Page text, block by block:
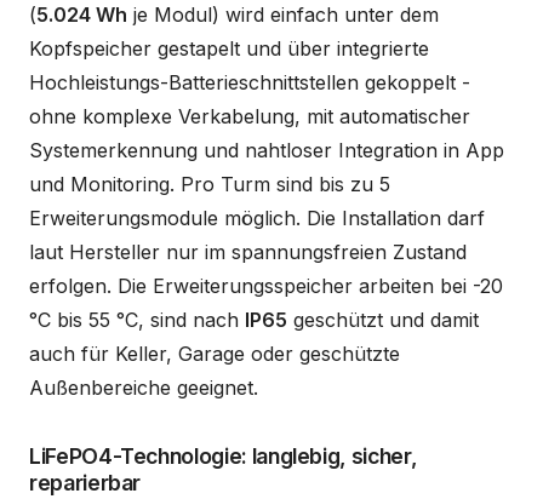
(5.024 Wh je Modul) wird einfach unter dem
Kopfspeicher gestapelt und über integrierte
Hochleistungs-Batterieschnittstellen gekoppelt -
ohne komplexe Verkabelung, mit automatischer
Systemerkennung und nahtloser Integration in App
und Monitoring. Pro Turm sind bis zu 5
Erweiterungsmodule möglich. Die Installation darf
laut Hersteller nur im spannungsfreien Zustand
erfolgen. Die Erweiterungsspeicher arbeiten bei -20
°C bis 55 °C, sind nach IP65 geschützt und damit
auch für Keller, Garage oder geschützte
Außenbereiche geeignet.
LiFePO4-Technologie: langlebig, sicher,
reparierbar